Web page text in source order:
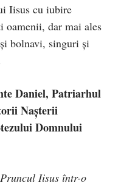
Iisus cu iubire
oamenii, dar mai ales
bolnavi, singuri şi
Daniel, Patriarhul
Nașterii
Domnului
Iisus într-o